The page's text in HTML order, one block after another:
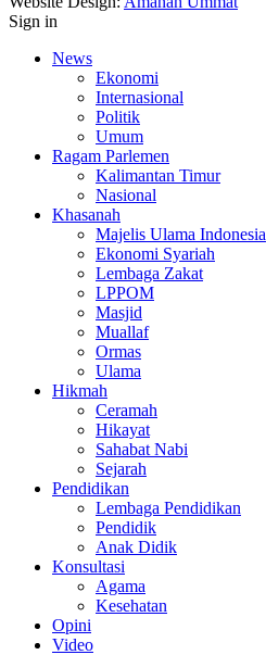
Sign in
News
Ekonomi
Internasional
Politik
Umum
Ragam Parlemen
Kalimantan Timur
Nasional
Khasanah
Majelis Ulama Indonesia
Ekonomi Syariah
Lembaga Zakat
LPPOM
Masjid
Muallaf
Ormas
Ulama
Hikmah
Ceramah
Hikayat
Sahabat Nabi
Sejarah
Pendidikan
Lembaga Pendidikan
Pendidik
Anak Didik
Konsultasi
Agama
Kesehatan
Opini
Video